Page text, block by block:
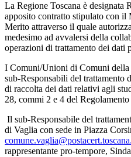
La Regione Toscana è designata
apposito contratto stipulato con il
Merito attraverso il quale
medesimo ad avvalersi della
operazioni di trattamento dei dati
I Comuni/Unioni di Comuni della
sub-Responsabili del trattamento
di raccolta dei dati relativi agli
28, commi 2 e 4 del
Il sub-Responsabile del
di Vaglia con sede in Piazza
rappresentante pro-tempore,